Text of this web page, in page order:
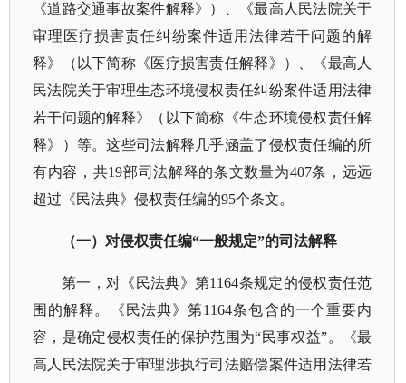
《道路交通事故案件解释》）、《最高人民法院关于
审理医疗损害责任纠纷案件适用法律若干问题的解
释》（以下简称《医疗损害责任解释》）、《最高人
民法院关于审理生态环境侵权责任纠纷案件适用法律
若干问题的解释》（以下简称《生态环境侵权责任解
释》）等。这些司法解释几乎涵盖了侵权责任编的所
有内容，共19部司法解释的条文数量为407条，远远
超过《民法典》侵权责任编的95个条文。
（一）对侵权责任编“一般规定”的司法解释
第一，对《民法典》第1164条规定的侵权责任范
围的解释。《民法典》第1164条包含的一个重要内
容，是确定侵权责任的保护范围为“民事权益”。《最
高人民法院关于审理涉执行司法赔偿案件适用法律若